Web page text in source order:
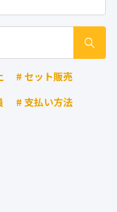
# セット販売
# 支払い方法